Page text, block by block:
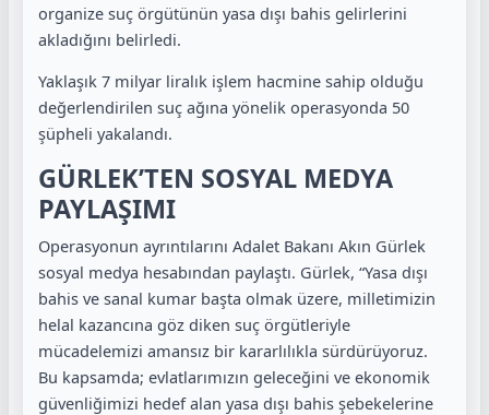
organize suç örgütünün yasa dışı bahis gelirlerini
akladığını belirledi.
Yaklaşık 7 milyar liralık işlem hacmine sahip olduğu
değerlendirilen suç ağına yönelik operasyonda 50
şüpheli yakalandı.
GÜRLEK’TEN SOSYAL MEDYA
PAYLAŞIMI
Operasyonun ayrıntılarını Adalet Bakanı Akın Gürlek
sosyal medya hesabından paylaştı. Gürlek, “Yasa dışı
bahis ve sanal kumar başta olmak üzere, milletimizin
helal kazancına göz diken suç örgütleriyle
mücadelemizi amansız bir kararlılıkla sürdürüyoruz.
Bu kapsamda; evlatlarımızın geleceğini ve ekonomik
güvenliğimizi hedef alan yasa dışı bahis şebekelerine